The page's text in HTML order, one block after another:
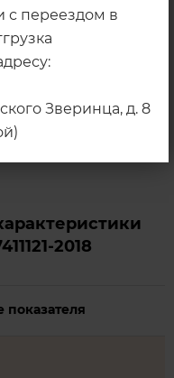
с переездом в
Зверинца, д. 8
Связующее в
сухих помещениях
2018